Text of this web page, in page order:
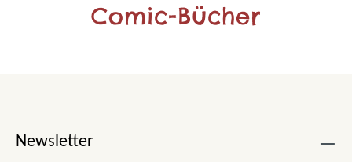
Comic-Bücher
Newsletter